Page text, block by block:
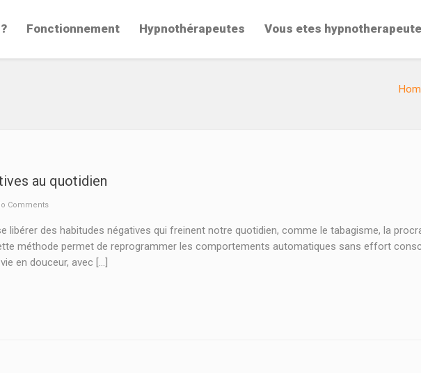
Fonctionnement Hypnothérapeutes Vous etes
au quotidien
Comments
libérer des habitudes négatives qui freinent notre quotidien, comme le tabagisme, la
méthode permet de reprogrammer les comportements automatiques sans effort
en douceur, avec […]